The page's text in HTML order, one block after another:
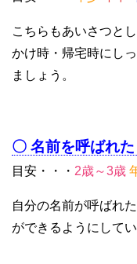
こちらもあいさつと
かけ時・帰宅時にし
ましょう。
〇 名前を呼ばれ
目安・・・ 2歳～3歳
自分の名前が呼ばれ
ができるようにしてい